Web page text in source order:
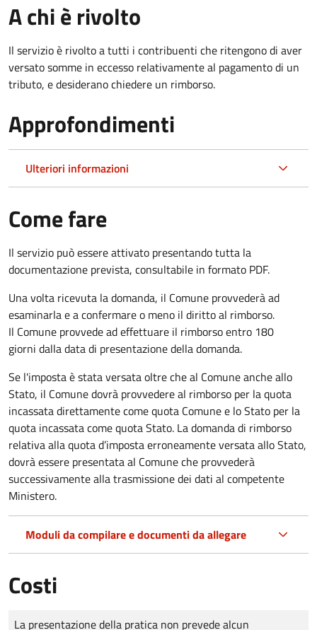
A chi è rivolto
Il servizio è rivolto a tutti i contribuenti che ritengono di aver
versato somme in eccesso relativamente al pagamento di un
tributo, e desiderano chiedere un rimborso.
Approfondimenti
Ulteriori informazioni
Come fare
Il servizio può essere attivato presentando tutta la
documentazione prevista, consultabile in formato PDF.
Una volta ricevuta la domanda, il Comune provvederà ad
esaminarla e a confermare o meno il diritto al rimborso.
Il Comune provvede ad effettuare il rimborso entro 180
giorni dalla data di presentazione della domanda.
Se l'imposta è stata versata oltre che al Comune anche allo
Stato, il Comune dovrà provvedere al rimborso per la quota
incassata direttamente come quota Comune e lo Stato per la
quota incassata come quota Stato. La domanda di rimborso
relativa alla quota d’imposta erroneamente versata allo Stato,
dovrà essere presentata al Comune che provvederà
successivamente alla trasmissione dei dati al competente
Ministero.
Moduli da compilare e documenti da allegare
Costi
Tipo di pagamento
Importo
La presentazione della pratica non prevede alcun